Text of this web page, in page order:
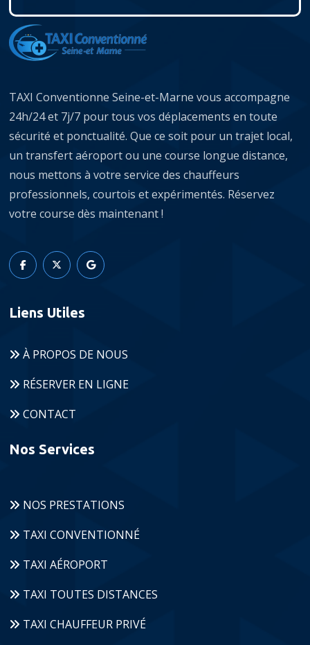
TAXI Conventionne Seine-et-Marne vous accompagne
24h/24 et 7j/7 pour tous vos déplacements en toute
sécurité et ponctualité. Que ce soit pour un trajet local,
un transfert aéroport ou une course longue distance,
nous mettons à votre service des chauffeurs
professionnels, courtois et expérimentés. Réservez
votre course dès maintenant !
Liens Utiles
À PROPOS DE NOUS
RÉSERVER EN LIGNE
CONTACT
Nos Services
NOS PRESTATIONS
TAXI CONVENTIONNÉ
TAXI AÉROPORT
TAXI TOUTES DISTANCES
TAXI CHAUFFEUR PRIVÉ